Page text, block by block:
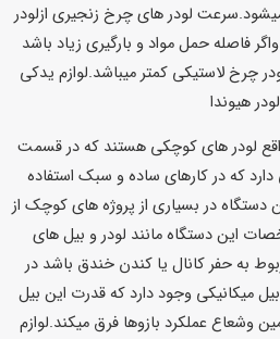
30% محدود میشود.سرعت لودر های چرخ زنجیری ازلودر
فاصله حمل مواد و بارگیری زیاد باشد
چرخ لاستیکی کمتر میباشد.لوازم یدکی
لودر هیوندا
واقع لودر های کوچکی هستند که در قسمت
که در کارهای ساده و سبک استفاده
دستگاه در بسیاری از پروژه های کوچک از
این دستگاه مانند لودر و بیل های
به حفر کانال یا کندن خندق باشد در
وجود دارد که قدرت این بیل
وشعاع عملکرد بازوها فرق میکند.لوازم